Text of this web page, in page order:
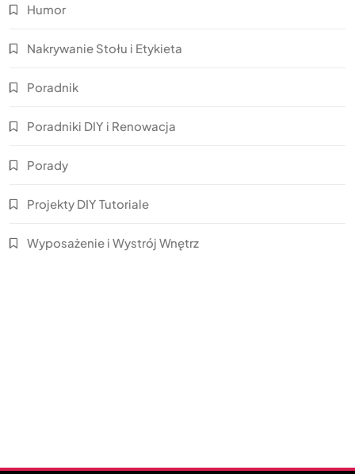
Humor
Nakrywanie Stołu i Etykieta
Poradnik
Poradniki DIY i Renowacja
Porady
Projekty DIY Tutoriale
Wyposażenie i Wystrój Wnętrz